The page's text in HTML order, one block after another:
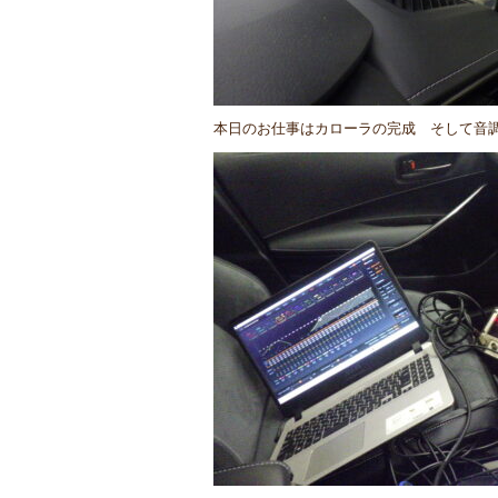
本日のお仕事はカローラの完成 そして音